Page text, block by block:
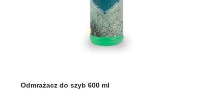
Odmrażacz do szyb 600 ml